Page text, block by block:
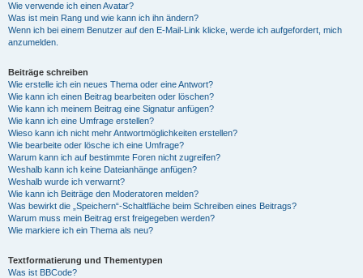
Wie verwende ich einen Avatar?
Was ist mein Rang und wie kann ich ihn ändern?
Wenn ich bei einem Benutzer auf den E-Mail-Link klicke, werde ich aufgefordert, mich
anzumelden.
Beiträge schreiben
Wie erstelle ich ein neues Thema oder eine Antwort?
Wie kann ich einen Beitrag bearbeiten oder löschen?
Wie kann ich meinem Beitrag eine Signatur anfügen?
Wie kann ich eine Umfrage erstellen?
Wieso kann ich nicht mehr Antwortmöglichkeiten erstellen?
Wie bearbeite oder lösche ich eine Umfrage?
Warum kann ich auf bestimmte Foren nicht zugreifen?
Weshalb kann ich keine Dateianhänge anfügen?
Weshalb wurde ich verwarnt?
Wie kann ich Beiträge den Moderatoren melden?
Was bewirkt die „Speichern“-Schaltfläche beim Schreiben eines Beitrags?
Warum muss mein Beitrag erst freigegeben werden?
Wie markiere ich ein Thema als neu?
Textformatierung und Thementypen
Was ist BBCode?